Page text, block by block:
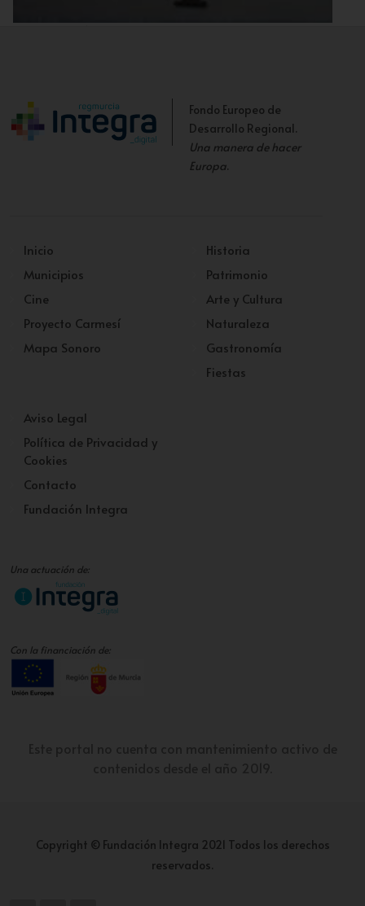
Fondo Europeo de
Desarrollo Regional.
Una manera de hacer
Europa.
Inicio
Municipios
Cine
Proyecto Carmesí
Mapa Sonoro
Historia
Patrimonio
Arte y Cultura
Naturaleza
Gastronomía
Fiestas
Aviso Legal
Política de Privacidad y
Cookies
Contacto
Fundación Integra
Una actuación de:
Con la financiación de:
Copyright © Fundación Integra 2021 Todos los derechos
reservados.